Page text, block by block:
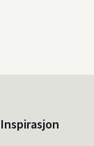
Inspirasjon